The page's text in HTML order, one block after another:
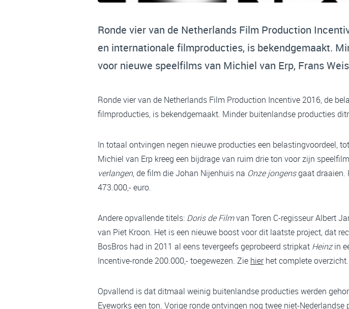
Ronde vier van de Netherlands Film Production
en internationale filmproducties, is bekendgemaakt.
voor nieuwe speelfilms van Michiel van Erp, Frans
Ronde vier van de Netherlands Film Production Incentive 2016, de
filmproducties, is bekendgemaakt. Minder buitenlandse producties
In totaal ontvingen negen nieuwe producties een belastingvoordeel,
Michiel van Erp kreeg een bijdrage van ruim drie ton voor zijn
verlangen, de film die Johan Nijenhuis na Onze jongensgaat draaien.
473.000,- euro.
Andere opvallende titels: Doris de Filmvan Toren C-regisseur Albert
van Piet Kroon. Het is een nieuwe boost voor dit laatste project, dat
BosBros had in 2011 al eens tevergeefs geprobeerd stripkat Heinzin
Incentive-ronde 200.000,- toegewezen. Zie hierhet complete overzicht.
Opvallend is dat ditmaal weinig buitenlandse producties werden
Eyeworks een ton. Vorige ronde ontvingen nog twee niet-Nederlandse